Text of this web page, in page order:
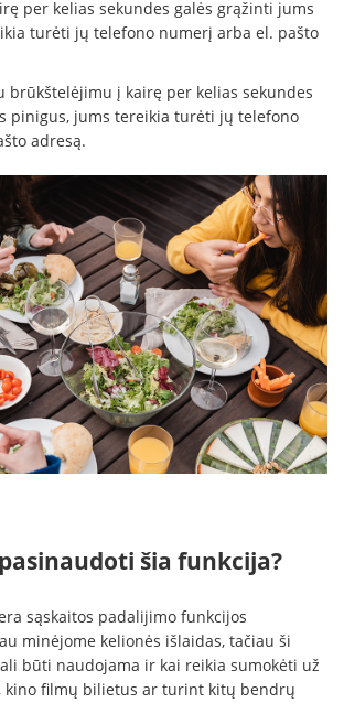
per kelias sekundes galės grąžinti jums
turėti jų telefono numerį arba el. pašto
brūkštelėjimu į kairę per kelias sekundes
pinigus, jums tereikia turėti jų telefono
adresą.
šia funkcija?
sąskaitos padalijimo funkcijos
minėjome kelionės išlaidas, tačiau ši
būti naudojama ir kai reikia sumokėti už
kino filmų bilietus ar turint kitų bendrų